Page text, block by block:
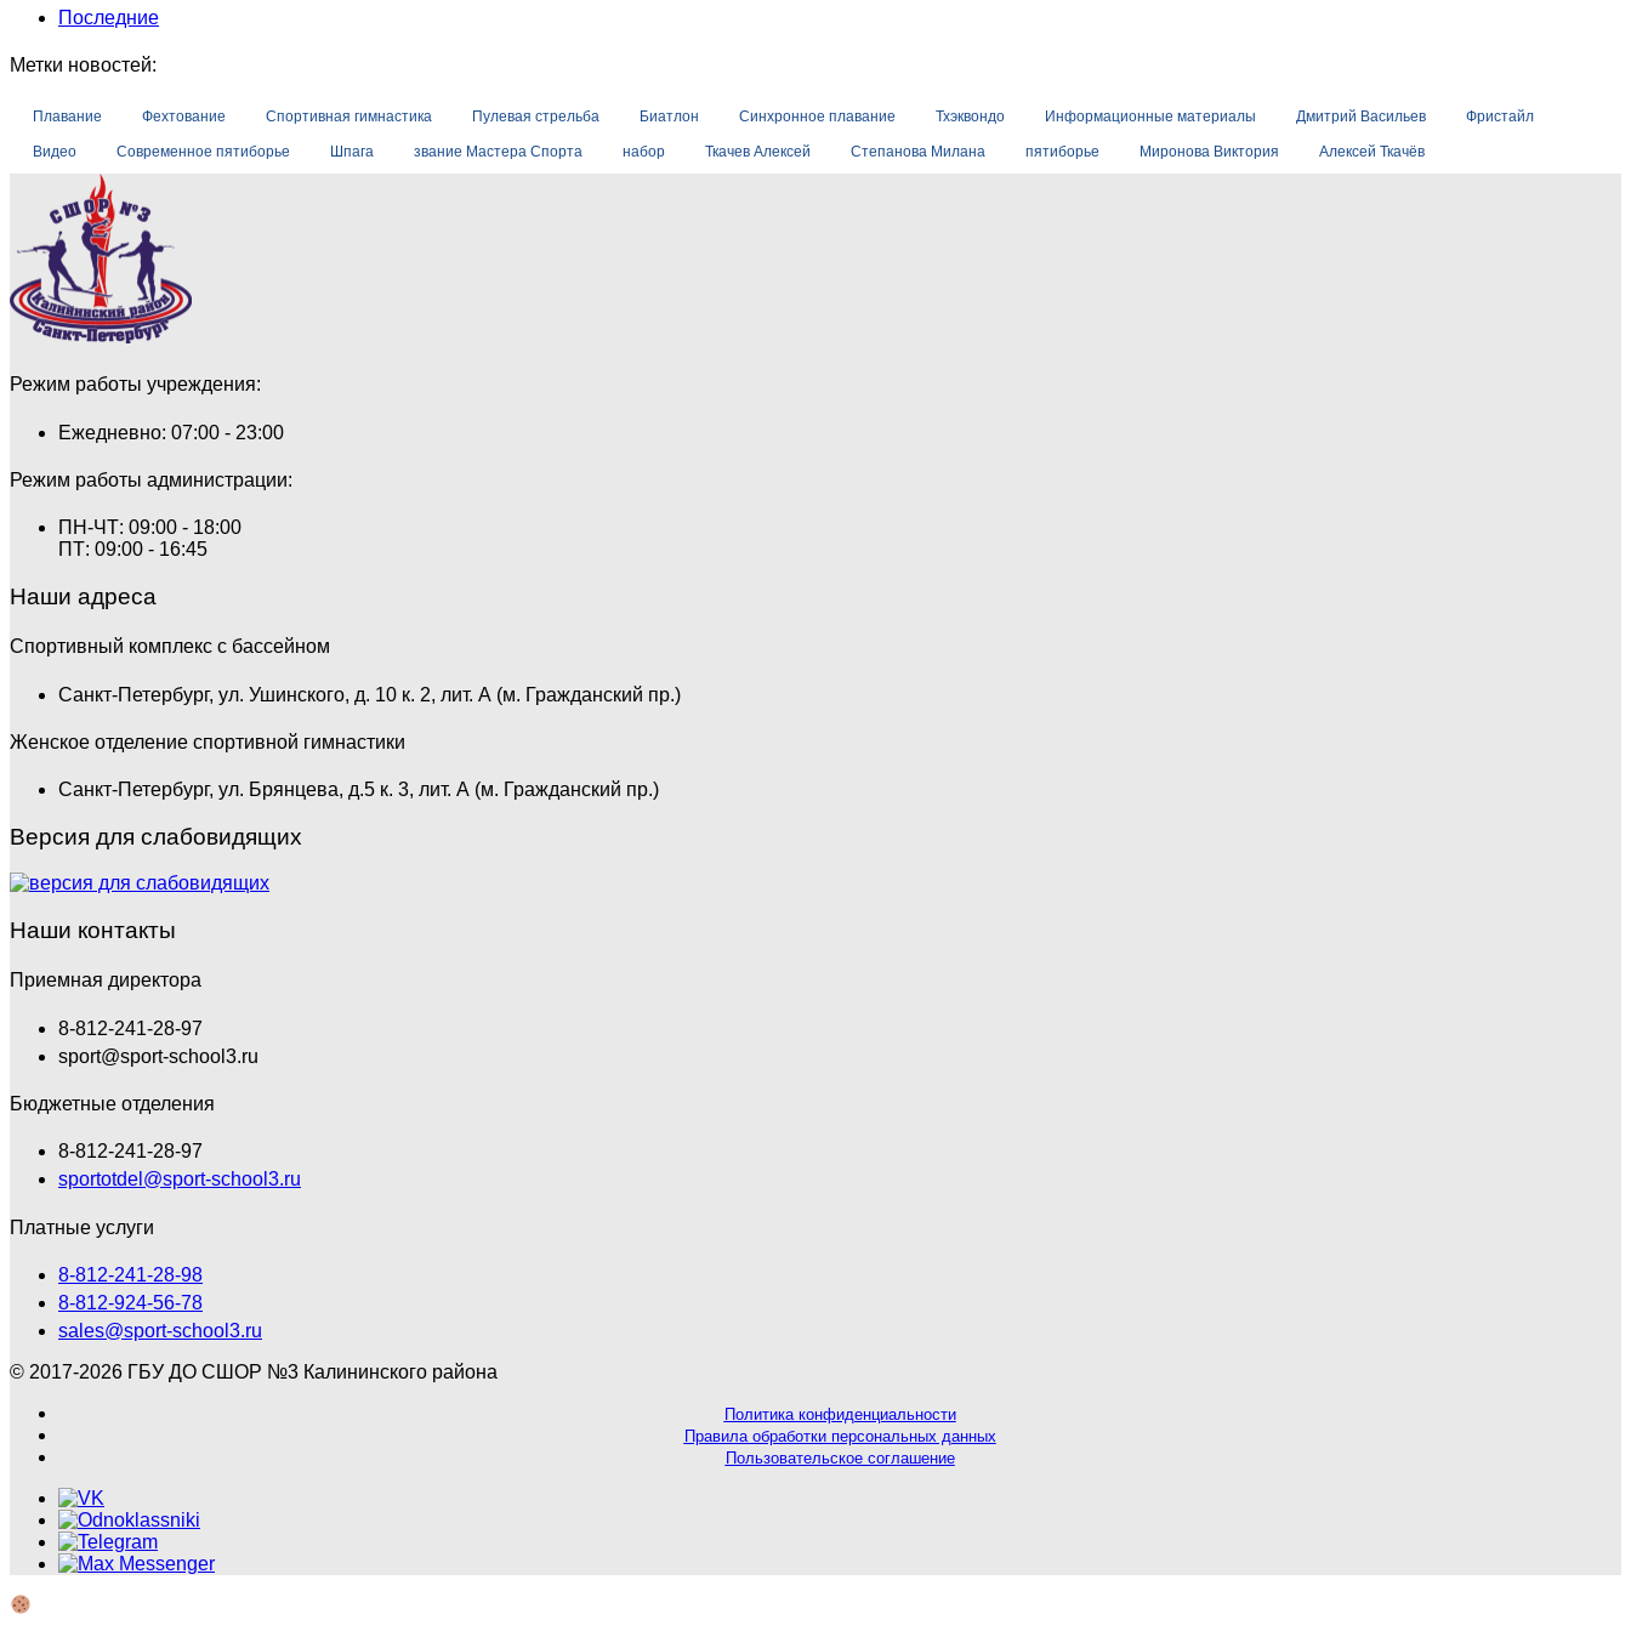
Последние
Метки новостей:
Плавание Фехтование Спортивная гимнастика Пулевая стрельба Биатлон Синхронное плавание Тхэквондо Информационные материалы Дмитрий Васильев Фристайл
Видео Современное пятиборье Шпага звание Мастера Спорта набор Ткачев Алексей Степанова Милана пятиборье Миронова Виктория Алексей Ткачёв
Режим работы учреждения:
Ежедневно: 07:00 - 23:00
Режим работы администрации:
ПН-ЧТ: 09:00 - 18:00
ПТ: 09:00 - 16:45
Наши адреса
Спортивный комплекс с бассейном
Санкт-Петербург, ул. Ушинского, д. 10 к. 2, лит. А (м. Гражданский пр.)
Женское отделение спортивной гимнастики
Санкт-Петербург, ул. Брянцева, д.5 к. 3, лит. А (м. Гражданский пр.)
Версия для слабовидящих
Наши контакты
Приемная директора
8-812-241-28-97
sport@sport-school3.ru
Бюджетные отделения
8-812-241-28-97
sportotdel@sport-school3.ru
Платные услуги
8-812-241-28-98
8-812-924-56-78
sales@sport-school3.ru
© 2017-2026 ГБУ ДО СШОР №3 Калининского района
Политика конфиденциальности
Правила обработки персональных данных
Пользовательское соглашение